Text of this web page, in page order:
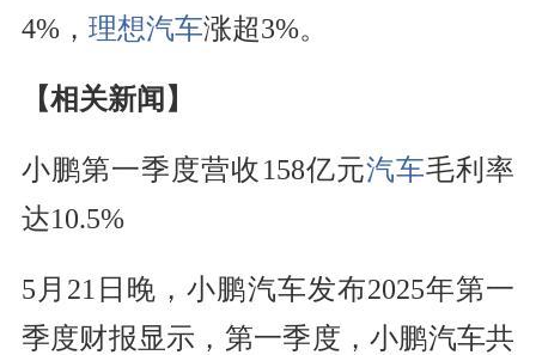
4%， 理想汽车涨超3%。
【相关新闻】
小鹏第一季度营收158亿元汽车毛利率
达10.5%
5月21日晚，小鹏汽车发布2025年第一
季度财报显示，第一季度，小鹏汽车共